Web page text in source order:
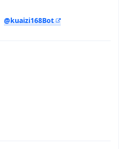
@kuaizi168Bot